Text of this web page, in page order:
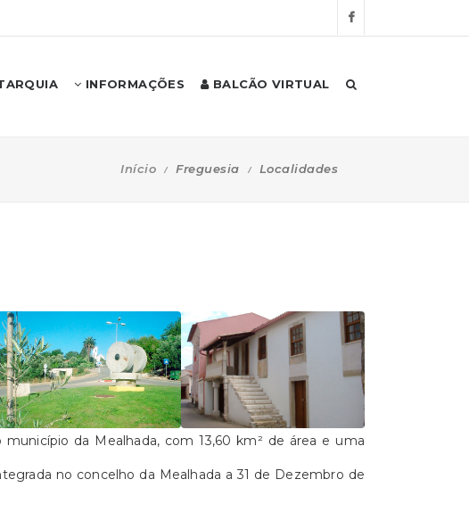
INFORMAÇÕES BALCÃO VIRTUAL
Início Freguesia Localidades
da Mealhada, com 13,60 km² de área e uma
no concelho da Mealhada a 31 de Dezembro de